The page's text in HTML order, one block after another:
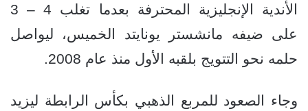
الأندية الإنجليزية المحترفة بعدما تغلب 4 – 3
على ضيفه مانشستر يونايتد الخميس، ليواصل
حلمه نحو التتويج بلقبه الأول منذ عام 2008.
وجاء الصعود للمربع الذهبي بكأس الرابطة ليزيد